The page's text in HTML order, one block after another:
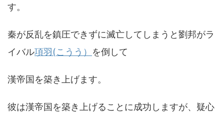
す。
秦が反乱を鎮圧できずに滅亡してしまうと劉邦がラ
イバル項羽(こうう） を倒して
漢帝国を築き上げます。
彼は漢帝国を築き上げることに成功しますが、疑心